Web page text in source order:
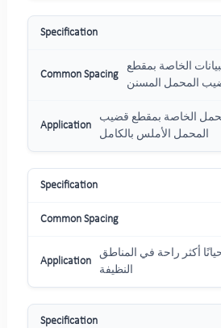
الخاصة بمقطع
المحمل المسنن
الخاصة بمقطع قضيب
المحمل الأملس بالكامل
أكثر راحة في المناطق
النظيفة